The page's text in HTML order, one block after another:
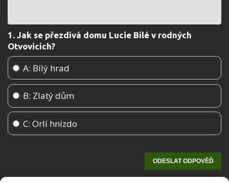
1. Jak se přezdívá domu Lucie Bílé v rodných
Otvovicích?
A: Bílý hrad
B: Zlatý dům
C: Orlí hnízdo